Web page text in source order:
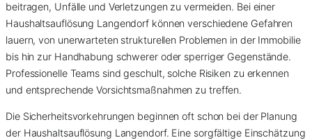
beitragen, Unfälle und Verletzungen zu vermeiden. Bei einer
Haushaltsauflösung Langendorf können verschiedene Gefahren
lauern, von unerwarteten strukturellen Problemen in der Immobilie
bis hin zur Handhabung schwerer oder sperriger Gegenstände.
Professionelle Teams sind geschult, solche Risiken zu erkennen
und entsprechende Vorsichtsmaßnahmen zu treffen.
Die Sicherheitsvorkehrungen beginnen oft schon bei der Planung
der Haushaltsauflösung Langendorf. Eine sorgfältige Einschätzung